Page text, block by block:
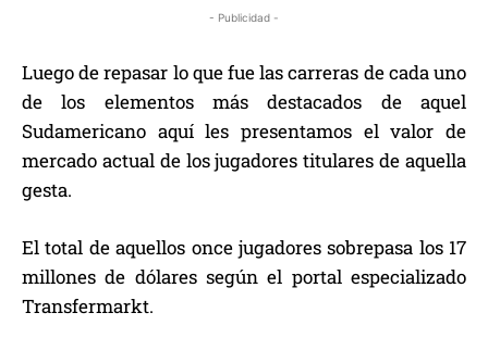
- Publicidad -
Luego de repasar lo que fue las carreras de cada uno
de los elementos más destacados de aquel
Sudamericano aquí les presentamos el valor de
mercado actual de los jugadores titulares de aquella
gesta.
El total de aquellos once jugadores sobrepasa los 17
millones de dólares según el portal especializado
Transfermarkt.